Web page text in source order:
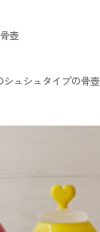
壺
シュシュタイプの骨壺